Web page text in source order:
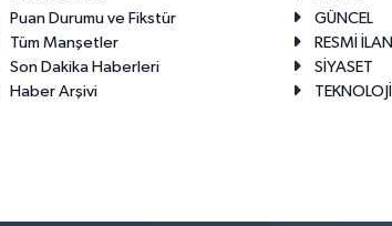
Puan Durumu ve Fikstür
Tüm Manşetler
Son Dakika Haberleri
Haber Arşivi
GÜNCEL
RESMİ İLAN
SİYASET
TEKNOLOJİ